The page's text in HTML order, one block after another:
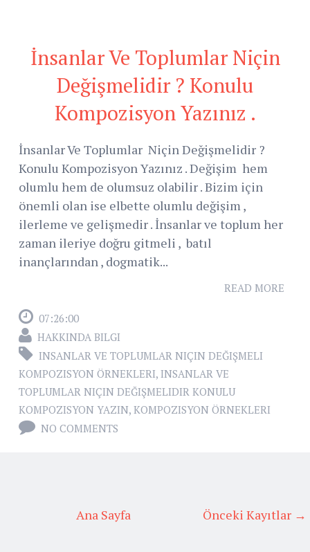
İnsanlar Ve Toplumlar Niçin
Değişmelidir ? Konulu
Kompozisyon Yazınız .
İnsanlar Ve Toplumlar Niçin Değişmelidir ?
Konulu Kompozisyon Yazınız . Değişim hem
olumlu hem de olumsuz olabilir . Bizim için
önemli olan ise elbette olumlu değişim ,
ilerleme ve gelişmedir . İnsanlar ve toplum her
zaman ileriye doğru gitmeli , batıl
inançlarından , dogmatik...
READ MORE
07:26:00
HAKKINDA BILGI
INSANLAR VE TOPLUMLAR NIÇIN DEĞIŞMELI
KOMPOZISYON ÖRNEKLERI, INSANLAR VE
TOPLUMLAR NIÇIN DEĞIŞMELIDIR KONULU
KOMPOZISYON YAZIN, KOMPOZISYON ÖRNEKLERI
NO COMMENTS
Önceki Kayıtlar →
Ana Sayfa